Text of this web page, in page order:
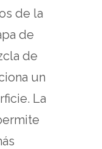
de la
de
de
un
La